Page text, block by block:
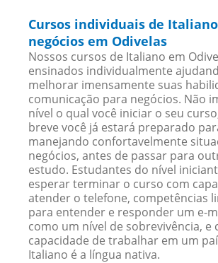
Cursos individuais de
negócios em Odivelas
Nossos cursos de Italiano em
ensinados individualmente
melhorar imensamente suas
comunicação para negócios. Não
nível o qual você iniciar o seu
breve você já estará preparado
manejando confortavelmente
negócios, antes de passar para
estudo. Estudantes do nível
esperar terminar o curso com
atender o telefone, competências
para entender e responder um e-
como um nível de sobrevivência, e
capacidade de trabalhar em um
Italiano é a língua nativa.